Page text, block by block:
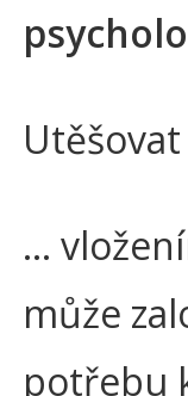
…
může
potřebu